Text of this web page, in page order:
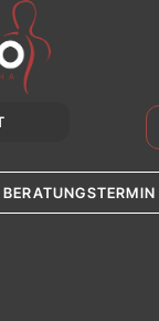
BERATUNGSTERMIN